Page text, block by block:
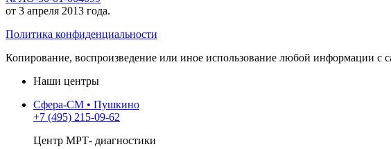
от 3 апреля 2013 года.
Политика конфиденциальности
Копирование, воспроизведение или иное использование любой информации с
Наши центры
Сфера-СМ • Пушкино
+7 (495) 215-09-62
Центр МРТ- диагностики